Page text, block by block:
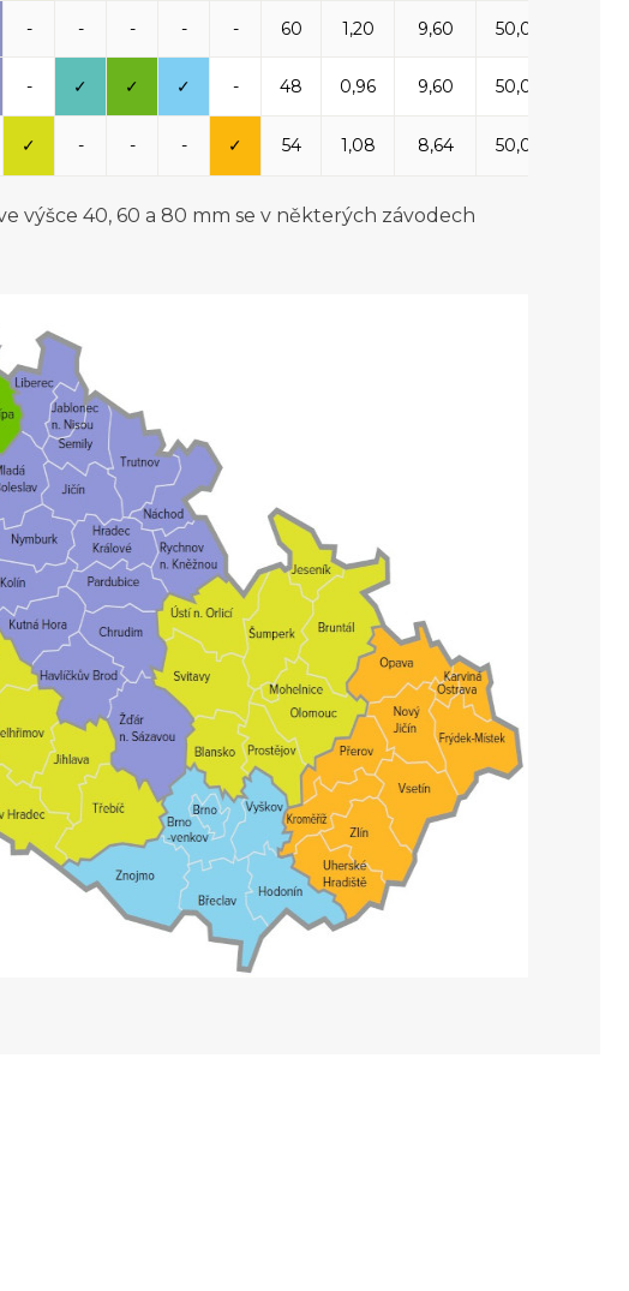
- - - - - 60 1,20 9,60 50,00
- ✓ ✓ ✓ - 48 0,96 9,60 50,00
✓ - - - ✓ 54 1,08 8,64 50,00
výšce 40, 60 a 80 mm se v některých závodech